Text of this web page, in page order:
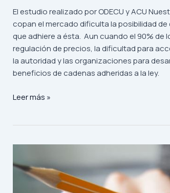
El estudio realizado por ODECU y ACU
copan el mercado dificulta la posibilidad
que adhiere a ésta. Aun cuando el 90%
regulación de precios, la dificultad para
la autoridad y las organizaciones para
beneficios de cadenas adheridas a la ley.
Leer más »
sobre